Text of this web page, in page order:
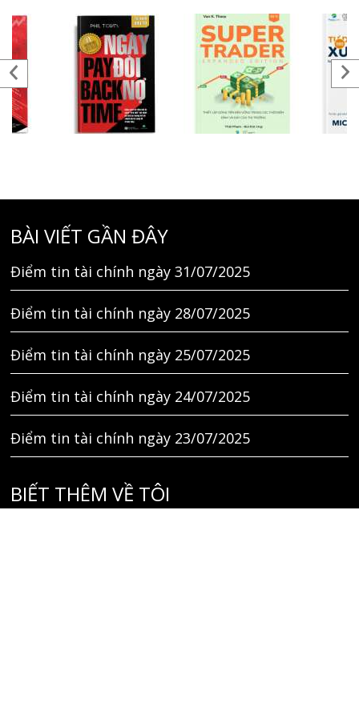
BÀI VIẾT GẦN ĐÂY
Điểm tin tài chính ngày 31/07/2025
Điểm tin tài chính ngày 28/07/2025
Điểm tin tài chính ngày 25/07/2025
Điểm tin tài chính ngày 24/07/2025
Điểm tin tài chính ngày 23/07/2025
BIẾT THÊM VỀ TÔI